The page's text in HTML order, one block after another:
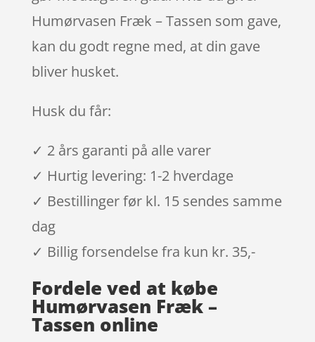
Humørvasen Fræk – Tassen som gave,
kan du godt regne med, at din gave
bliver husket.
Husk du får:
✓ 2 års garanti på alle varer
✓ Hurtig levering: 1-2 hverdage
✓ Bestillinger før kl. 15 sendes samme
dag
✓ Billig forsendelse fra kun kr. 35,-
Fordele ved at købe
Humørvasen Fræk –
Tassen online